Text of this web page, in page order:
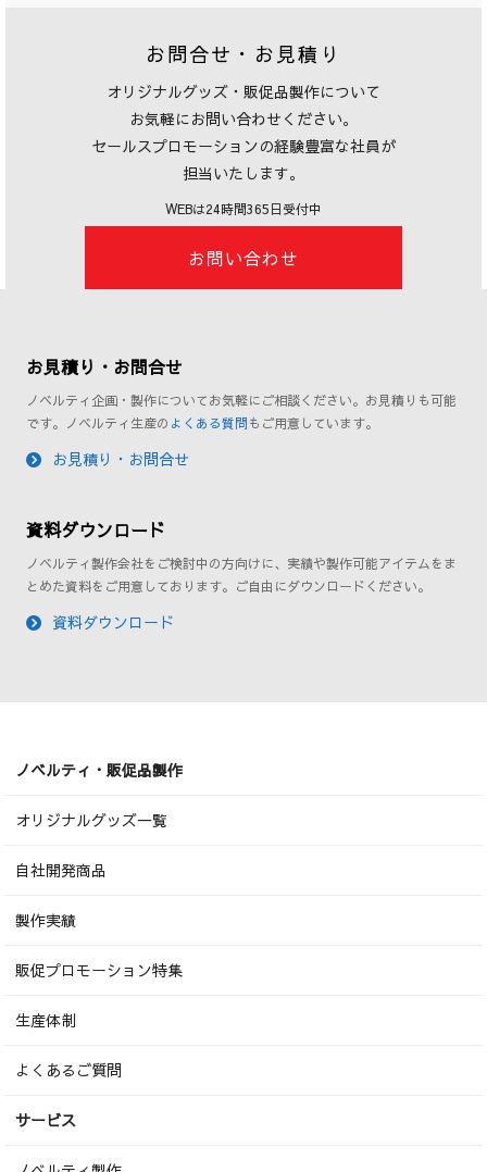
お問合せ・お見積り
オリジナルグッズ・販促品製作について
お気軽にお問い合わせください。
セールスプロモーションの経験豊富な社員が
担当いたします。
WEBは24時間365日受付中
お問い合わせ
お見積り・お問合せ
ノベルティ企画・製作についてお気軽にご相談ください。お見積りも可能
です。ノベルティ生産の よくある質問もご用意しています。
お見積り・お問合せ
資料ダウンロード
ノベルティ製作会社をご検討中の方向けに、実績や製作可能アイテムをま
とめた資料をご用意しております。ご自由にダウンロードください。
資料ダウンロード
ノベルティ・販促品製作
オリジナルグッズ一覧
自社開発商品
製作実績
販促プロモーション特集
生産体制
よくあるご質問
サービス